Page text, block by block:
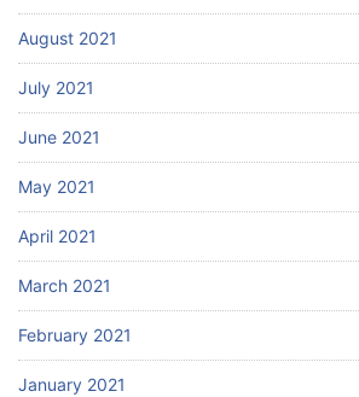
August 2021
July 2021
June 2021
May 2021
April 2021
March 2021
February 2021
January 2021